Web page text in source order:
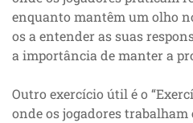
enquanto mantêm um olho
os a entender as suas
a importância de manter a
Outro exercício útil é o
onde os jogadores